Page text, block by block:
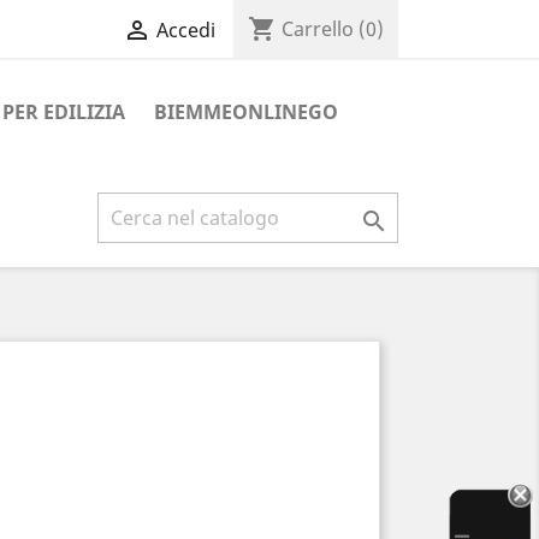
 Accedi shopping_cart Carrello (0)
EDILIZIA
BIEMMEONLINEGO
